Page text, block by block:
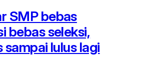
SMP bebas
bebas seleksi,
sampai lulus lagi